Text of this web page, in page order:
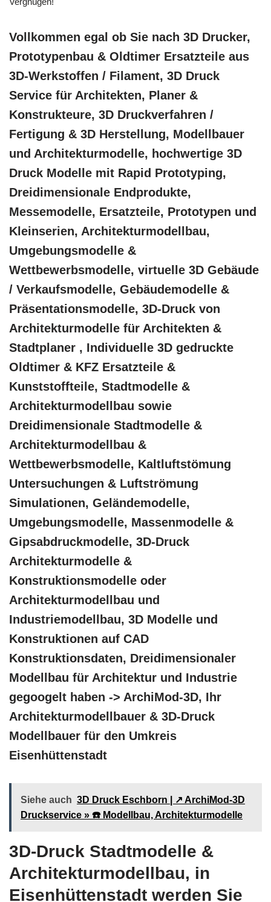
Vollkommen egal ob Sie nach 3D Drucker,
Prototypenbau & Oldtimer Ersatzteile aus
3D-Werkstoffen / Filament, 3D Druck
Service für Architekten, Planer &
Konstrukteure, 3D Druckverfahren /
Fertigung & 3D Herstellung, Modellbauer
und Architekturmodelle, hochwertige 3D
Druck Modelle mit Rapid Prototyping,
Dreidimensionale Endprodukte,
Messemodelle, Ersatzteile, Prototypen und
Kleinserien, Architekturmodellbau,
Umgebungsmodelle &
Wettbewerbsmodelle, virtuelle 3D Gebäude
/ Verkaufsmodelle, Gebäudemodelle &
Präsentationsmodelle, 3D-Druck von
Architekturmodelle für Architekten &
Stadtplaner , Individuelle 3D gedruckte
Oldtimer & KFZ Ersatzteile &
Kunststoffteile, Stadtmodelle &
Architekturmodellbau sowie
Dreidimensionale Stadtmodelle &
Architekturmodellbau &
Wettbewerbsmodelle, Kaltluftstömung
Untersuchungen & Luftströmung
Simulationen, Geländemodelle,
Umgebungsmodelle, Massenmodelle &
Gipsabdruckmodelle, 3D-Druck
Architekturmodelle &
Konstruktionsmodelle oder
Architekturmodellbau und
Industriemodellbau, 3D Modelle und
Konstruktionen auf CAD
Konstruktionsdaten, Dreidimensionaler
Modellbau für Architektur und Industrie
gegoogelt haben -> ArchiMod-3D, Ihr
Architekturmodellbauer & 3D-Druck
Modellbauer für den Umkreis
Eisenhüttenstadt
Siehe auch 3D Druck Eschborn | ↗️ ArchiMod-3D
Druckservice » ☎️ Modellbau, Architekturmodelle
3D-Druck Stadtmodelle &
Architekturmodellbau, in
Eisenhüttenstadt werden Sie